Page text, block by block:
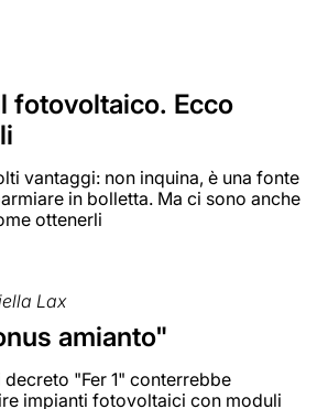
fotovoltaico. Ecco
vantaggi: non inquina, è una fonte
in bolletta. Ma ci sono anche
ottenerli
Lax
amianto"
"Fer 1" conterrebbe
impianti fotovoltaici con moduli